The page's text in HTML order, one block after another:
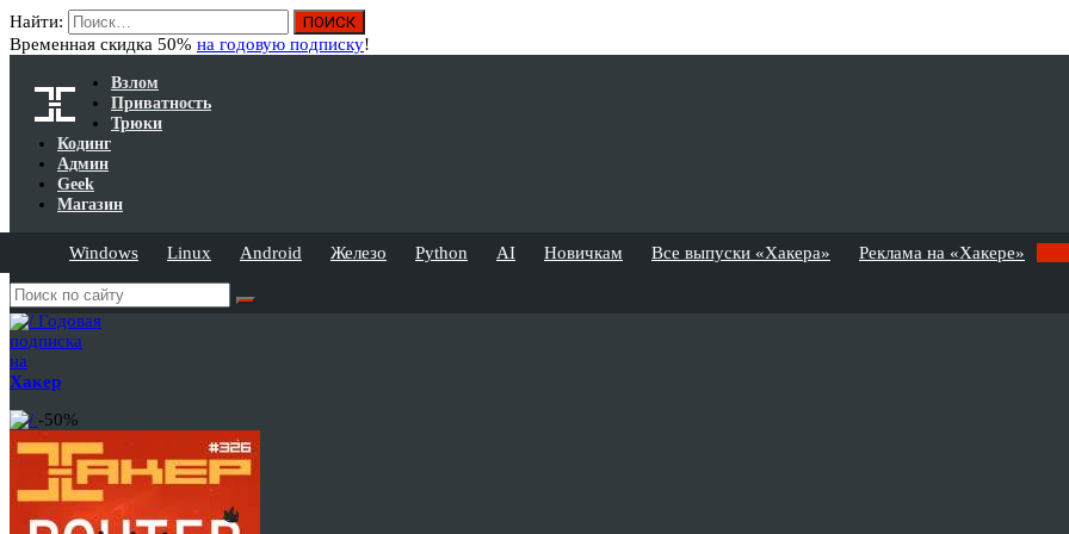
Найти:
Временная скидка 50% на годовую подписку!
Взлом
Приватность
Трюки
Кодинг
Админ
Geek
Магазин
Windows Linux Android Железо Python AI Новичкам Все выпуски «Хакера» Реклама на «Хакере»
Годовая
подписка
на
Хакер
-50%